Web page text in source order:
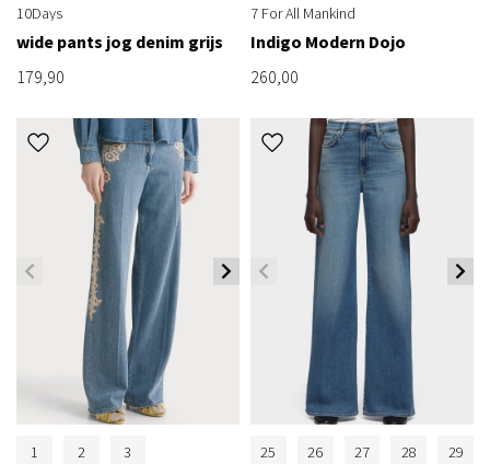
10Days
wide pants jog denim grijs
179,90
7 For All Mankind
Indigo Modern Dojo
260,00
1 2 3 25 26 27 28 29